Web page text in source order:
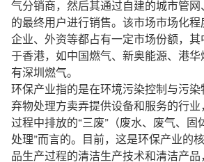
气分销商，然后其通过自建的城市管
的最终用户进行销售。该市场市场化
企业、外资等都占有一定市场份额，
于香港，如中国燃气、新奥能源、港
有深圳燃气。
环保产业指的是在环境污染控制与污
弃物处理方卖弄提供设备和服务的行
过程中排放的“三废”（废水、废气、固
处理”而言的。目前，这是环保产业的
品生产过程的清洁生产技术和清洁产